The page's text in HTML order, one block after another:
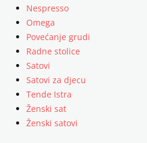
Nespresso
Omega
Povećanje grudi
Radne stolice
Satovi
Satovi za djecu
Tende Istra
Ženski sat
Ženski satovi